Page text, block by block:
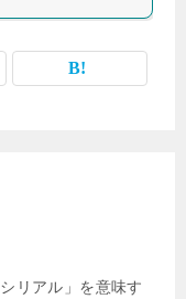
リアル」を意味す